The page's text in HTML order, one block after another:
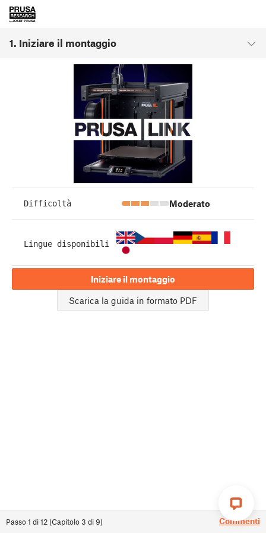
1. Iniziare il montaggio
Passo1 di12 (Capitolo3 di9) Commenti
Difficoltà Moderato
Lingue disponibili
Iniziare il montaggio
Scarica la guida in formato PDF